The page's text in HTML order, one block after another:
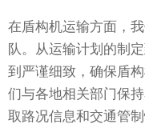
在盾构机运输方面，
队。从运输计划的制
到严谨细致，确保盾
们与各地相关部门保
取路况信息和交通管